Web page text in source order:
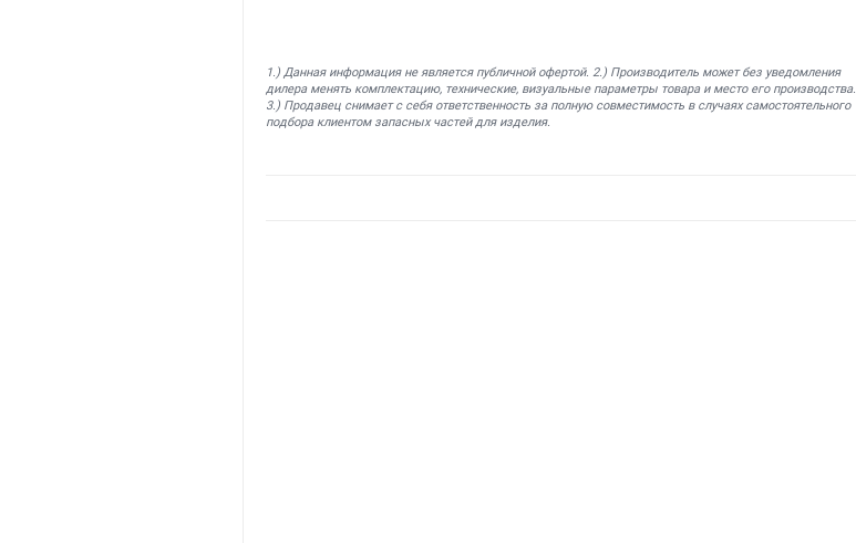
1.) Данная информация не является публичной офертой. 2.) Производитель может без уведомления
дилера менять комплектацию, технические, визуальные параметры товара и место его производства.
3.) Продавец снимает с себя ответственность за полную совместимость в случаях самостоятельного
подбора клиентом запасных частей для изделия.